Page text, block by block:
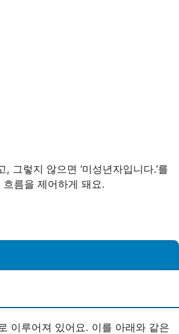
그렇지 않으면 ‘미성년자입니다.’를
름을 제어하게 돼요.
이루어져 있어요. 이를 아래와 같은